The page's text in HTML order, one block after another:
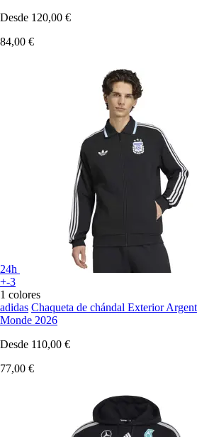
Desde 120,00 €
84,00 €
24h
+-3
1 colores
adidas Chaqueta de chándal Exterior
Monde 2026
Desde 110,00 €
77,00 €